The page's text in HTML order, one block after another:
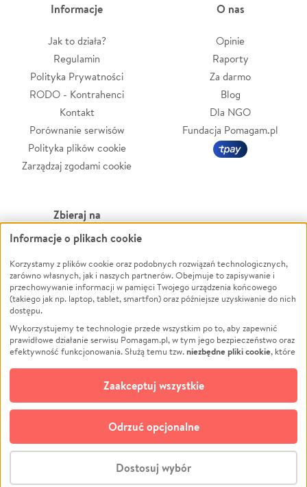
Informacje
Jak to działa?
Regulamin
Polityka Prywatności
RODO - Kontrahenci
Kontakt
Porównanie serwisów
Polityka plików cookie
Zarządzaj zgodami cookie
O nas
Opinie
Raporty
Za darmo
Blog
Dla NGO
Fundacja Pomagam.pl
Zbieraj na
Leczenie
Zwierzęta
Pożar
Ukraina
Pomoc Finansowa
Projekty
Pogrzeb
Społeczność lokalna
Kultura
Powódź
Wichura
NGO
Edukacja
Podróż
Impreza
Ochrona środowiska
Biznes
© CROWDING SP. Z O.O.
Informacje o plikach cookie
Korzystamy z plików cookie oraz podobnych rozwiązań technologicznych,
zarówno własnych, jak i naszych partnerów. Obejmuje to zapisywanie i
przechowywanie informacji w pamięci Twojego urządzenia końcowego
(takiego jak np. laptop, tablet, smartfon) oraz późniejsze uzyskiwanie do nich
dostępu.
Wykorzystujemy te technologie przede wszystkim po to, aby zapewnić
prawidłowe działanie serwisu Pomagam.pl, w tym jego bezpieczeństwo oraz
efektywność funkcjonowania. Służą temu tzw.niezbędne pliki cookie, które
opcjonalnych plików cookie
technologii do celów analitycznych i retargetingowych. Możesz wyrazić
zgodę na ich stosowanie lub jej odmówić. W dowolnym momencie masz
możliwość zmiany swoich preferencji na stronie „Zarządzaj zgodami cookie”,
do której link znajdziesz w stopce serwisu Pomagam.pl. Opcjonalne pliki
cookie wykorzystywane są w następujących celach:
działanie serwisu Pomagam.pl. Dzięki nim możemy zrozumieć, jak
użytkownicy korzystają z naszego serwisu – skąd trafiają do serwisu, jak
Dostosuj wybór
Odrzuć opcjonalne
Zaakceptuj wszystkie